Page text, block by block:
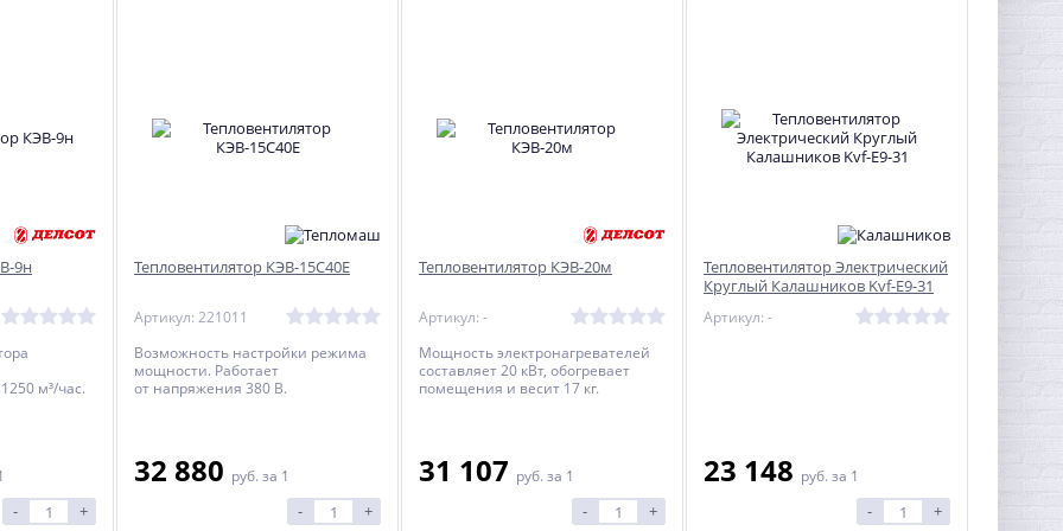
24 902руб.
ХИТ
7 260руб.
Электрокаменка ЭКМ-6
(220/380В)
17 372
9н
м³/час.
- +
Тепловентилятор КЭВ-15С40Е
Артикул: 221011
Возможность настройки режима
мощности. Работает
от напряжения 380 В.
32 880 руб. за 1
- +
Тепловентилятор КЭВ-20м
Артикул: -
Мощность электронагревателей
составляет 20 кВт, обогревает
помещения и весит 17 кг.
31 107 руб. за 1
- +
Тепловентилятор Электрический
Круглый Калашников Kvf-E9-31
Артикул: -
23 148 руб. за 1
- +